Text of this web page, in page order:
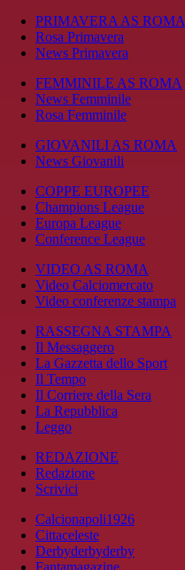
PRIMAVERA AS ROMA
Rosa Primavera
News Primavera
FEMMINILE AS ROMA
News Femminile
Rosa Femminile
GIOVANILI AS ROMA
News Giovanili
COPPE EUROPEE
Champions League
Europa League
Conference League
VIDEO AS ROMA
Video Calciomercato
Video conferenze stampa
RASSEGNA STAMPA
Il Messaggero
La Gazzetta dello Sport
Il Tempo
Il Corriere della Sera
La Repubblica
Leggo
REDAZIONE
Redazione
Scrivici
Calcionapoli1926
Cittaceleste
Derbyderbyderby